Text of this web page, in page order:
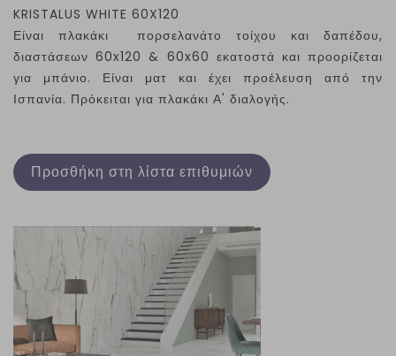
KRISTALUS WHITE 60X120
Είναι πλακάκι πορσελανάτο τοίχου και δαπέδου,
διαστάσεων 60x120 & 60x60 εκατοστά και προορίζεται
για μπάνιο. Είναι ματ και έχει προέλευση από την
Ισπανία. Πρόκειται για πλακάκι Α' διαλογής.
Προσθήκη στη λίστα επιθυμιών